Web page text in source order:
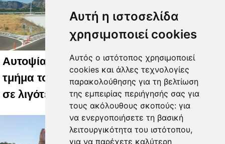
Αυτή η ιστοσελίδα
χρησιμοποιεί cookies
Αυτός ο ιστότοπος χρησιμοποιεί
cookies και άλλες τεχνολογίες
παρακολούθησης για τη βελτίωση
της εμπειρίας περιήγησής σας για
τους ακόλουθους σκοπούς: για
να ενεργοποιήσετε τη βασική
λειτουργικότητα του ιστότοπου,
για να παρέχετε καλύτερη
Αυτοψία: Ταξιδέψαμε στο νέο βόρειο
τμήμα του Ε65 από Λάρισα για, Γιάννινα
σε λιγότερο από 2.5 ώρες (+video)